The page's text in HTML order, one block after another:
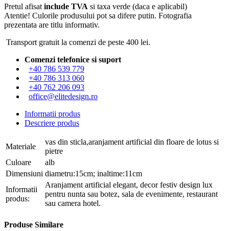
Pretul afisat include TVA si taxa verde (daca e aplicabil)
Atentie! Culorile produsului pot sa difere putin. Fotografia
prezentata are titlu informativ.
Transport gratuit la comenzi de peste 400 lei.
Comenzi telefonice si suport
+40 786 539 779
+40 786 313 060
+40 762 206 093
office@elitedesign.ro
Informatii produs
Descriere produs
Materiale
vas din sticla,aranjament artificial din floare de lotus si
pietre
Culoare
alb
Dimensiuni diametru:15cm; inaltime:11cm
Informatii
produs:
Aranjament artificial elegant, decor festiv design lux
pentru nunta sau botez, sala de evenimente, restaurant
sau camera hotel.
Produse Similare